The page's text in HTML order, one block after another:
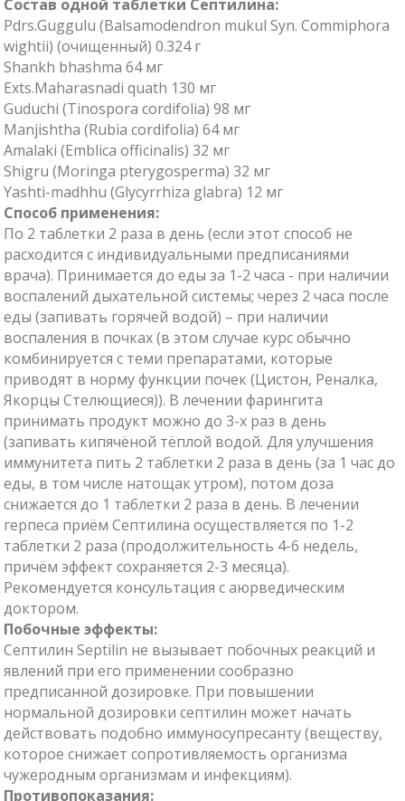
Состав одной таблетки Септилина:
Pdrs.Guggulu (Balsamodendron mukul Syn. Commiphora
wightii) (очищенный) 0.324 г
Shankh bhashma 64 мг
Exts.Maharasnadi quath 130 мг
Guduchi (Tinospora cordifolia) 98 мг
Manjishtha (Rubia cordifolia) 64 мг
Amalaki (Emblica officinalis) 32 мг
Shigru (Moringa pterygosperma) 32 мг
Yashti-madhhu (Glycyrrhiza glabra) 12 мг
Способ применения:
По 2 таблетки 2 раза в день (если этот способ не
расходится с индивидуальными предписаниями
врача). Принимается до еды за 1-2 часа - при наличии
воспалений дыхательной системы; через 2 часа после
еды (запивать горячей водой) – при наличии
воспаления в почках (в этом случае курс обычно
комбинируется с теми препаратами, которые
приводят в норму функции почек (Цистон, Реналка,
Якорцы Стелющиеся)). В лечении фарингита
принимать продукт можно до 3-х раз в день
(запивать кипячёной тёплой водой. Для улучшения
иммунитета пить 2 таблетки 2 раза в день (за 1 час до
еды, в том числе натощак утром), потом доза
снижается до 1 таблетки 2 раза в день. В лечении
герпеса приём Септилина осуществляется по 1-2
таблетки 2 раза (продолжительность 4-6 недель,
причём эффект сохраняется 2-3 месяца).
Рекомендуется консультация с аюрведическим
доктором.
Побочные эффекты:
Септилин Septilin не вызывает побочных реакций и
явлений при его применении сообразно
предписанной дозировке. При повышении
нормальной дозировки септилин может начать
действовать подобно иммуносупресанту (веществу,
которое снижает сопротивляемость организма
чужеродным организмам и инфекциям).
Противопоказания: